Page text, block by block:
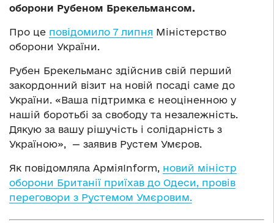
оборони Рубеном Брекельмансом.
Про це повідомило 7 липня Міністерство
оборони України.
Рубен Брекельманс здійснив свій перший
закордонний візит на новій посаді саме до
України. «Ваша підтримка є неоціненною у
нашій боротьбі за свободу та незалежність.
Дякую за вашу рішучість і солідарність з
Україною», — заявив Рустем Умєров.
Як повідомляла АрміяInform, новий міністр
оборони Британії приїхав до Одеси, провів
переговори з Рустемом Умєровим.